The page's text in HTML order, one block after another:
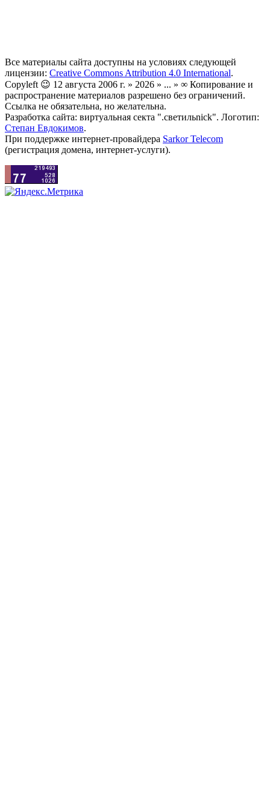
Все материалы сайта доступны на условиях следующей
лицензии: Creative Commons Attribution 4.0 International.
Copyleft 😉 12 августа 2006 г. » 2026 » ... » ∞ Копирование и
распространение материалов разрешено без ограничений.
Ссылка не обязательна, но желательна.
Разработка сайта: виртуальная секта ".светильnick". Логотип:
Степан Евдокимов.
При поддержке интернет-провайдера Sarkor Telecom
(регистрация домена, интернет-услуги).